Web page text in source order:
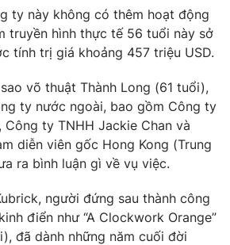
Podcast
Infographic
Shorts video
Bất động sản
ty này không có thêm hoạt động
truyền hình thực tế 56 tuổi này sở
tính trị giá khoảng 457 triệu USD.
võ thuật Thành Long (61 tuổi),
ty nước ngoài, bao gồm Công ty
ty TNHH Jackie Chan và
diễn viên gốc Hong Kong (Trung
ra bình luận gì về vụ việc.
người đứng sau thành công
điển như “A Clockwork Orange”
đã dành những năm cuối đời